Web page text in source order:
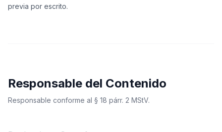
previa por escrito.
Responsable del Contenido
Responsable conforme al § 18 párr. 2 MStV.